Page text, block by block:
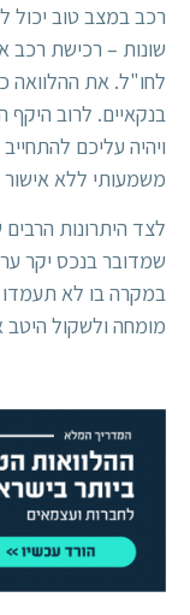
רכב במצב טוב יכול
שונות – רכישת רכב
לחו"ל. את ההלוואה
ויהיה עליכם
משמעותי ללא אישור
לצד היתרונות
שמדובר בנכס יקר
במקרה בו לא תעמדו
מומחה ולשקול היטב